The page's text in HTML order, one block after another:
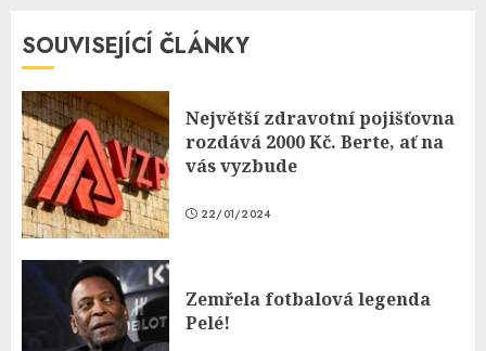
SOUVISEJÍCÍ ČLÁNKY
Největší zdravotní pojišťovna
rozdává 2000 Kč. Berte, ať na
vás vyzbude
22/01/2024
Zemřela fotbalová legenda
Pelé!